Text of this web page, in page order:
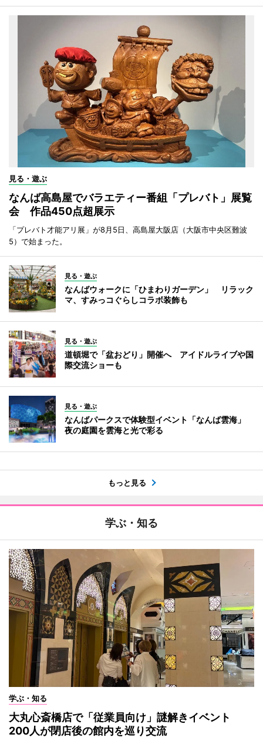
見る・遊ぶ
なんば高島屋でバラエティー番組「プレバト」展覧
会 作品450点超展示
「プレバト才能アリ展」が8月5日、高島屋大阪店（大阪市中央区難波
5）で始まった。
見る・遊ぶ
なんばウォークに「ひまわりガーデン」 リラック
マ、すみっコぐらしコラボ装飾も
見る・遊ぶ
道頓堀で「盆おどり」開催へ アイドルライブや国
際交流ショーも
見る・遊ぶ
なんばパークスで体験型イベント「なんば雲海」
夜の庭園を雲海と光で彩る
もっと見る
学ぶ・知る
学ぶ・知る
大丸心斎橋店で「従業員向け」謎解きイベント
200人が閉店後の館内を巡り交流